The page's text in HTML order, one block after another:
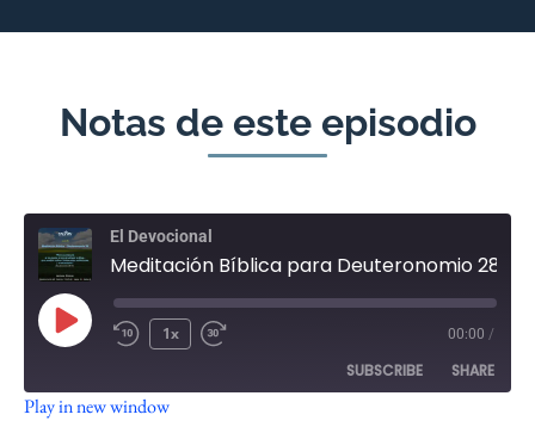
Notas de este episodio
El Devocional
1x 00:00 /
SUBSCRIBE SHARE
Play in new window